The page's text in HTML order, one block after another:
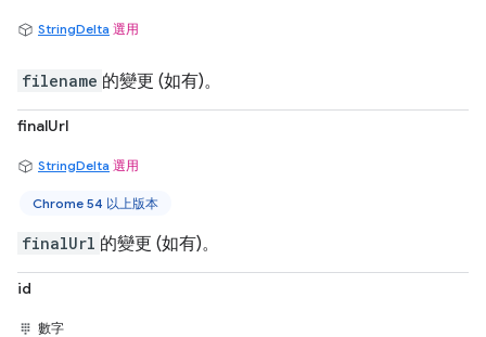
StringDelta 選用
filename 的變更 (如有)。
finalUrl
StringDelta 選用
Chrome 54 以上版本
finalUrl 的變更 (如有)。
id
數字